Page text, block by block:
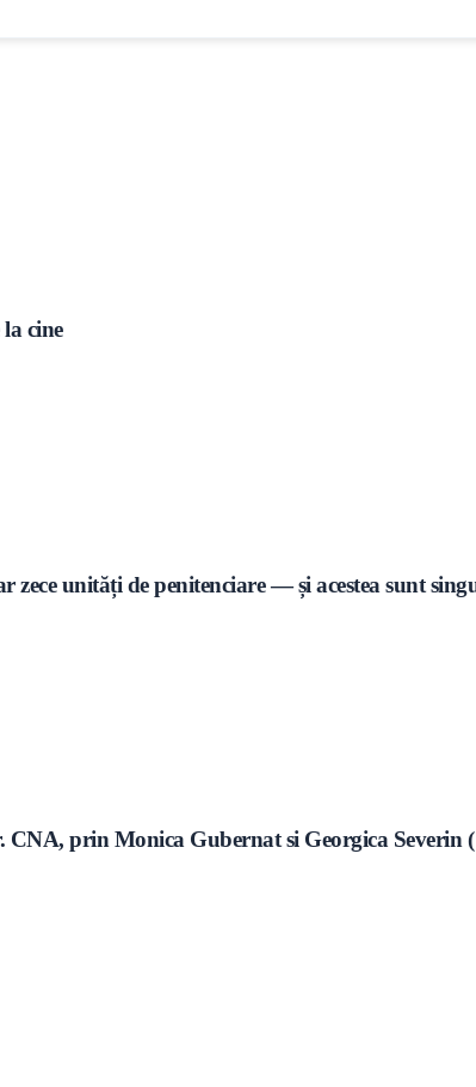
cine
unități de penitenciare — și acestea sunt
prin Monica Gubernat si Georgica Severin